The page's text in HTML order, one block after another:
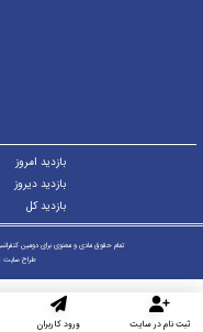
بازدید امروز
بازدید دیروز
بازدید کل
تمام حقوق مادی و معنوی برای دومین
طراح
ثبت نام در سایت ورود کاربران